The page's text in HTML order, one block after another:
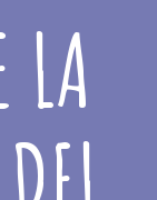
LA